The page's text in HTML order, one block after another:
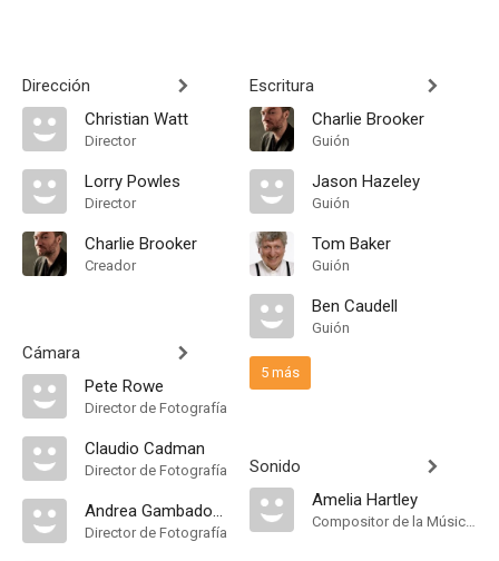
Dirección
Christian Watt
Director
Lorry Powles
Director
Charlie Brooker
Creador
Cámara
Pete Rowe
Director de Fotografía
Claudio Cadman
Director de Fotografía
Andrea Gambadoro
Director de Fotografía
Escritura
Charlie Brooker
Guión
Jason Hazeley
Guión
Tom Baker
Guión
Ben Caudell
Guión
5 más
Sonido
Amelia Hartley
Compositor de la Música Original